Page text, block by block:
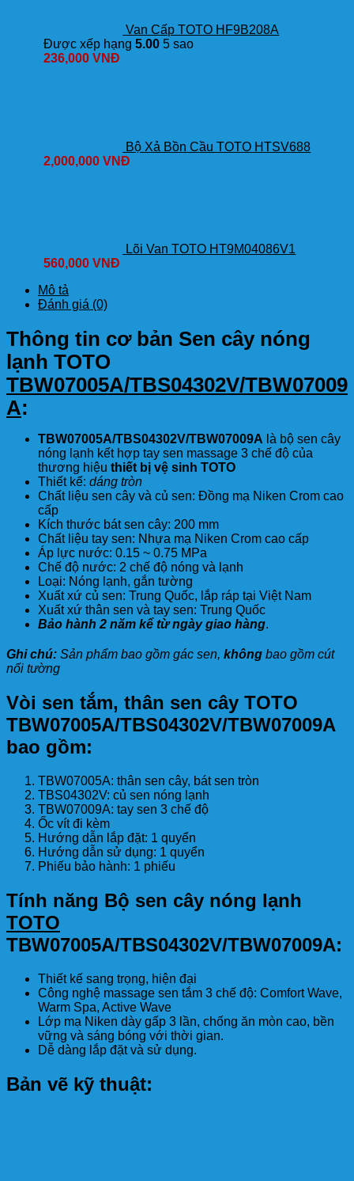
Van Cấp TOTO HF9B208A
Được xếp hạng5.00 5 sao
236,000VNĐ
Bộ Xả Bồn Cầu TOTO HTSV688
2,000,000VNĐ
Lõi Van TOTO HT9M04086V1
560,000VNĐ
Mô tả
Đánh giá (0)
Thông tin cơ bản Sen cây nóng
lạnh TOTO
TBW07005A/TBS04302V/TBW07009
A:
TBW07005A/TBS04302V/TBW07009A là bộ sen cây
nóng lạnh kết hợp tay sen massage 3 chế độ của
thương hiệu thiết bị vệ sinh TOTO
Thiết kế: dáng tròn
Chất liệu sen cây và củ sen: Đồng mạ Niken Crom cao
cấp
Kích thước bát sen cây: 200 mm
Chất liệu tay sen: Nhựa mạ Niken Crom cao cấp
Áp lực nước: 0.15 ~ 0.75 MPa
Chế độ nước: 2 chế độ nóng và lạnh
Loại: Nóng lạnh, gắn tường
Xuất xứ củ sen: Trung Quốc, lắp ráp tại Việt Nam
Xuất xứ thân sen và tay sen: Trung Quốc
Bảo hành 2 năm kể từ ngày giao hàng.
Ghi chú: Sản phẩm bao gồm gác sen, không bao gồm cút
nối tường
Vòi sen tắm, thân sen cây TOTO
TBW07005A/TBS04302V/TBW07009A
bao gồm:
TBW07005A: thân sen cây, bát sen tròn
TBS04302V: củ sen nóng lạnh
TBW07009A: tay sen 3 chế độ
Ốc vít đi kèm
Hướng dẫn lắp đặt: 1 quyển
Hướng dẫn sử dụng: 1 quyển
Phiếu bảo hành: 1 phiếu
Tính năng Bộ sen cây nóng lạnh
TOTO
TBW07005A/TBS04302V/TBW07009A:
Thiết kế sang trọng, hiện đại
Công nghệ massage sen tắm 3 chế độ: Comfort Wave,
Warm Spa, Active Wave
Lớp mạ Niken dày gấp 3 lần, chống ăn mòn cao, bền
vững và sáng bóng với thời gian.
Dễ dàng lắp đặt và sử dụng.
Bản vẽ kỹ thuật: